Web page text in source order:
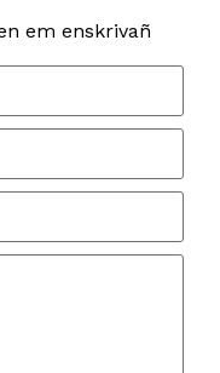
em enskrivañ